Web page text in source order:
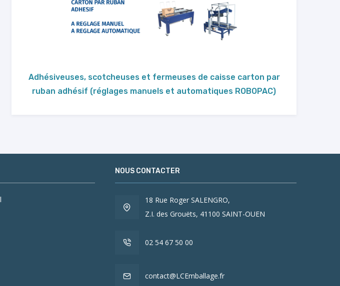
Adhésiveuses, scotcheuses et fermeuses de caisse carton par
ruban adhésif (réglages manuels et automatiques ROBOPAC)
NOUS CONTACTER
18 Rue Roger SALENGRO,
Z.I. des Grouëts, 41100 SAINT-OUEN
02 54 67 50 00
contact@LCEmballage.fr